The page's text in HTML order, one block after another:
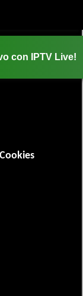
Cookies
con IPTV Live!